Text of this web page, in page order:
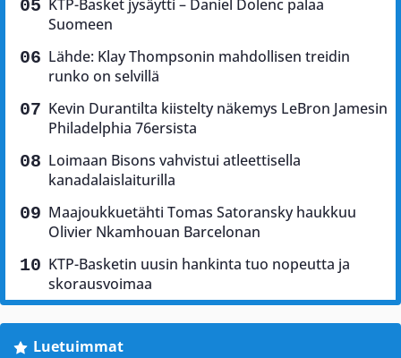
KTP-Basket jysäytti – Daniel Dolenc palaa
Suomeen
Lähde: Klay Thompsonin mahdollisen treidin
runko on selvillä
Kevin Durantilta kiistelty näkemys LeBron Jamesin
Philadelphia 76ersista
Loimaan Bisons vahvistui atleettisella
kanadalaislaiturilla
Maajoukkuetähti Tomas Satoransky haukkuu
Olivier Nkamhouan Barcelonan
KTP-Basketin uusin hankinta tuo nopeutta ja
skorausvoimaa
Luetuimmat